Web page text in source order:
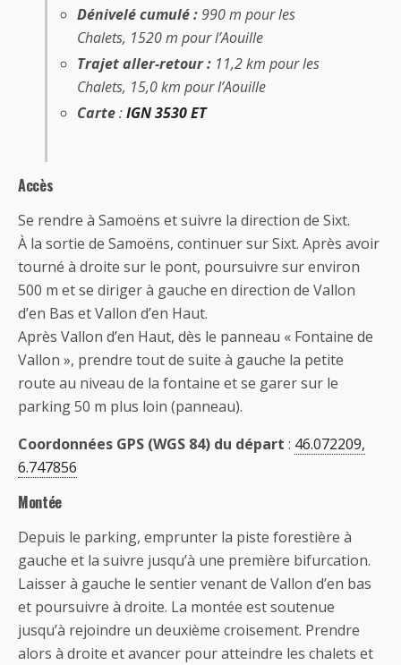
Dénivelé cumulé :990 m pour les
Chalets, 1520 m pour l’Aouille
Trajet aller-retour :11,2 km pour les
Chalets, 15,0 km pour l’Aouille
Carte:IGN 3530 ET
Accès
Se rendre à Samoëns et suivre la direction de Sixt.
À la sortie de Samoëns, continuer sur Sixt. Après avoir
tourné à droite sur le pont, poursuivre sur environ
500 m et se diriger à gauche en direction de Vallon
d’en Bas et Vallon d’en Haut.
Après Vallon d’en Haut, dès le panneau « Fontaine de
Vallon », prendre tout de suite à gauche la petite
route au niveau de la fontaine et se garer sur le
parking 50 m plus loin (panneau).
Coordonnées GPS (WGS 84) du départ : 46.072209,
6.747856
Montée
Depuis le parking, emprunter la piste forestière à
gauche et la suivre jusqu’à une première bifurcation.
Laisser à gauche le sentier venant de Vallon d’en bas
et poursuivre à droite. La montée est soutenue
jusqu’à rejoindre un deuxième croisement. Prendre
alors à droite et avancer pour atteindre les chalets et